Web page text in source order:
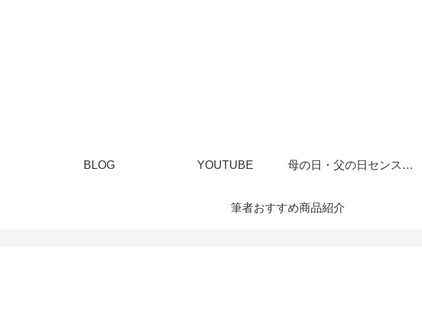
BLOG YOUTUBE 母の日・父の日センスあるプレゼント
筆者おすすめ商品紹介